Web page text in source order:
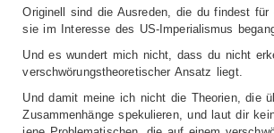
Originell sind die Ausreden, die du findest
sie im Interesse des US-Imperialismus
Und es wundert mich nicht, dass du nicht
verschwörungstheoretischer Ansatz liegt.
Und damit meine ich nicht die Theorien, die
Zusammenhänge spekulieren, und laut dir